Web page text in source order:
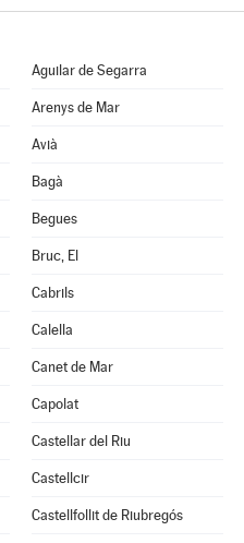
Aguilar de Segarra
Arenys de Mar
Avià
Bagà
Begues
Bruc, El
Cabrils
Calella
Canet de Mar
Capolat
Castellar del Riu
Castellcir
Castellfollit de Riubregós